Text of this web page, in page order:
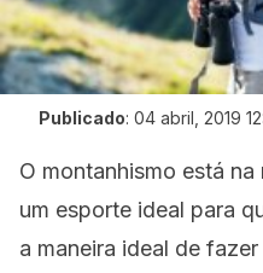
Publicado: 04 abril, 2019
O montanhismo está
um esporte ideal para
a maneira ideal de